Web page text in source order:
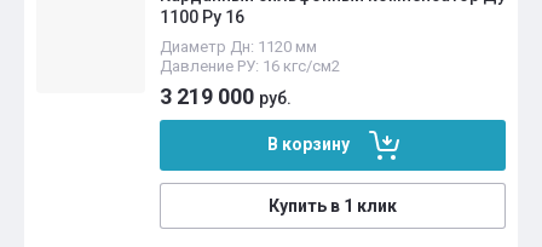
1100 Ру 16
Диаметр Дн: 1120 мм
Давление РУ: 16 кгс/см2
3 219 000 руб.
В корзину
Купить в 1 клик